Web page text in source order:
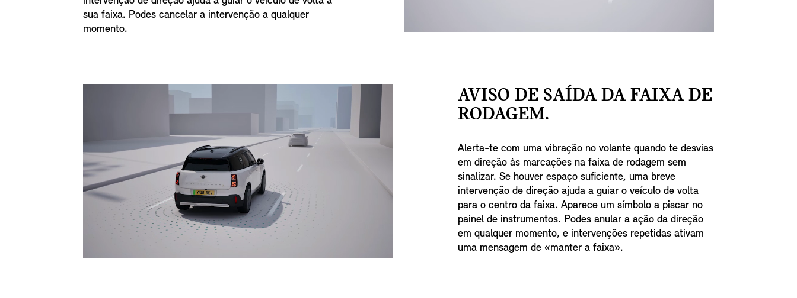
sua faixa. Podes cancelar a intervenção a qualquer
momento.
AVISO DE SAÍDA DA FAIXA DE
RODAGEM.
Alerta-te com uma vibração no volante quando te desvias
em direção às marcações na faixa de rodagem sem
sinalizar. Se houver espaço suficiente, uma breve
intervenção de direção ajuda a guiar o veículo de volta
para o centro da faixa. Aparece um símbolo a piscar no
painel de instrumentos. Podes anular a ação da direção
em qualquer momento, e intervenções repetidas ativam
uma mensagem de «manter a faixa».